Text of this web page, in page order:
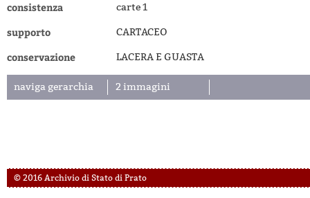
consistenza carte 1
supporto CARTACEO
conservazione LACERA E GUASTA
naviga gerarchia 2 immagini
© 2016 Archivio di Stato di Prato